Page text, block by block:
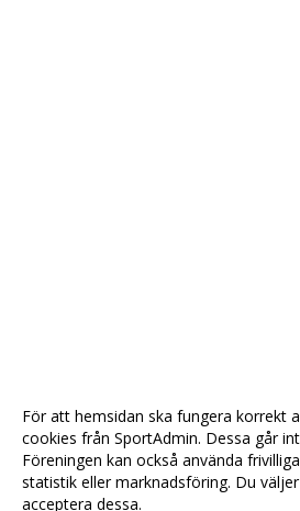
För att hemsidan ska fungera korrekt
cookies från SportAdmin. Dessa går
Föreningen kan också använda
statistik eller marknadsföring. Du
acceptera dessa.